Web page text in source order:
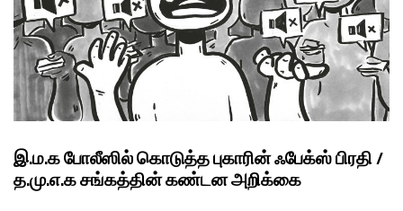
இ.ம.க போலீஸில் கொடுத்த புகாரின் ஃபேக்ஸ் பிரதி /
த.மு.எ.க சங்கத்தின் கண்டன அறிக்கை